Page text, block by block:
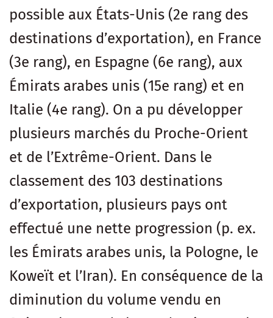
possible aux États-Unis (2e rang des
destinations d’exportation), en France
(3e rang), en Espagne (6e rang), aux
Émirats arabes unis (15e rang) et en
Italie (4e rang). On a pu développer
plusieurs marchés du Proche-Orient
et de l’Extrême-Orient. Dans le
classement des 103 destinations
d’exportation, plusieurs pays ont
effectué une nette progression (p. ex.
les Émirats arabes unis, la Pologne, le
Koweït et l’Iran). En conséquence de la
diminution du volume vendu en